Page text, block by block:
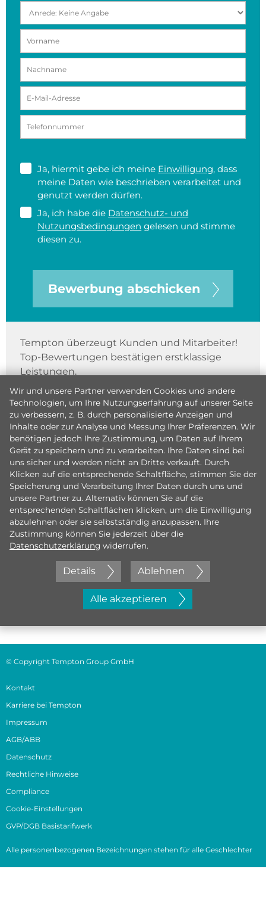
Ja, hiermit gebe ich meine Einwilligung, dass
meine Daten wie beschrieben verarbeitet und
genutzt werden dürfen.
Ja, ich habe die Datenschutz- und
Nutzungsbedingungen gelesen und stimme
diesen zu.
Bewerbung abschicken
Tempton überzeugt Kunden und Mitarbeiter!
Top-Bewertungen bestätigen erstklassige
Leistungen.
Jetzt initiativ bewerben
Wir und unsere Partner verwenden Cookies und andere
Technologien, um Ihre Nutzungserfahrung auf unserer Seite
zu verbessern, z. B. durch personalisierte Anzeigen und
Inhalte oder zur Analyse und Messung Ihrer Präferenzen. Wir
benötigen jedoch Ihre Zustimmung, um Daten auf Ihrem
Gerät zu speichern und zu verarbeiten. Ihre Daten sind bei
uns sicher und werden nicht an Dritte verkauft. Durch
Klicken auf die entsprechende Schaltfläche, stimmen Sie der
Speicherung und Verarbeitung Ihrer Daten durch uns und
unsere Partner zu. Alternativ können Sie auf die
entsprechenden Schaltflächen klicken, um die Einwilligung
abzulehnen oder sie selbstständig anzupassen. Ihre
Zustimmung können Sie jederzeit über die
Datenschutzerklärung widerrufen.
Details Ablehnen
Alle akzeptieren
© Copyright Tempton Group GmbH
Kontakt
Karriere bei Tempton
Impressum
AGB/ABB
Datenschutz
Rechtliche Hinweise
Compliance
Cookie-Einstellungen
GVP/DGB Basistarifwerk
Alle personenbezogenen Bezeichnungen stehen für alle Geschlechter